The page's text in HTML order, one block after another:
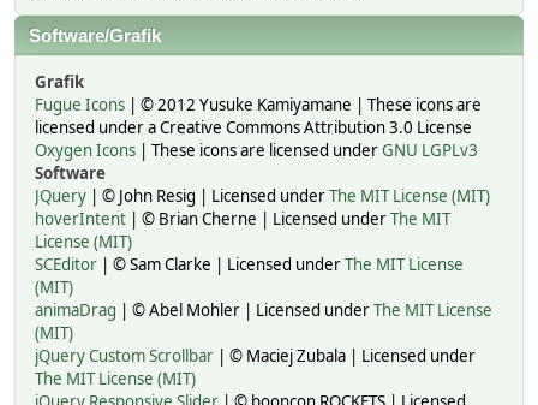
Software/Grafik
Grafik
Fugue Icons | © 2012 Yusuke Kamiyamane | These icons are
licensed under a Creative Commons Attribution 3.0 License
Oxygen Icons | These icons are licensed underGNU LGPLv3
Software
JQuery | © John Resig | Licensed underThe MIT License (MIT)
hoverIntent | © Brian Cherne | Licensed underThe MIT
License (MIT)
SCEditor | © Sam Clarke | Licensed underThe MIT License
(MIT)
animaDrag | © Abel Mohler | Licensed underThe MIT License
(MIT)
jQuery Custom Scrollbar | © Maciej Zubala | Licensed under
The MIT License (MIT)